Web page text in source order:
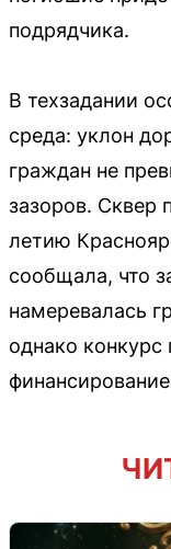
подрядчика.
В техзадании
среда: уклон
граждан не
зазоров. Сквер
летию
сообщала, что
намеревалась
однако конкурс